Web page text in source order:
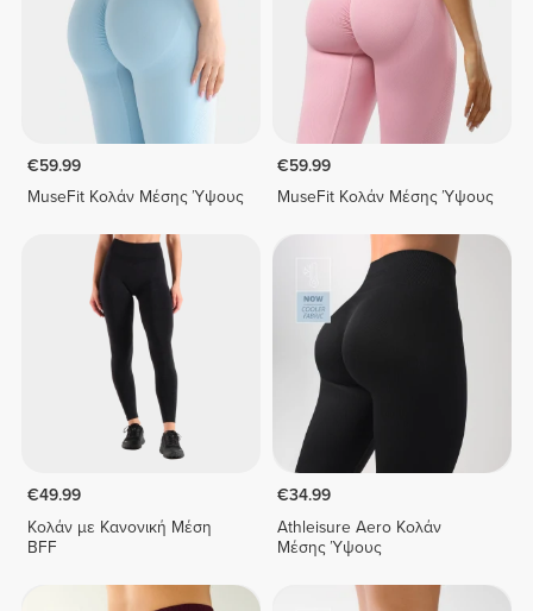
€59.99
MuseFit Κολάν Μέσης Ύψους
€59.99
MuseFit Κολάν Μέσης Ύψους
€49.99
Κολάν με Κανονική Μέση
BFF
€34.99
Athleisure Aero Κολάν
Μέσης Ύψους